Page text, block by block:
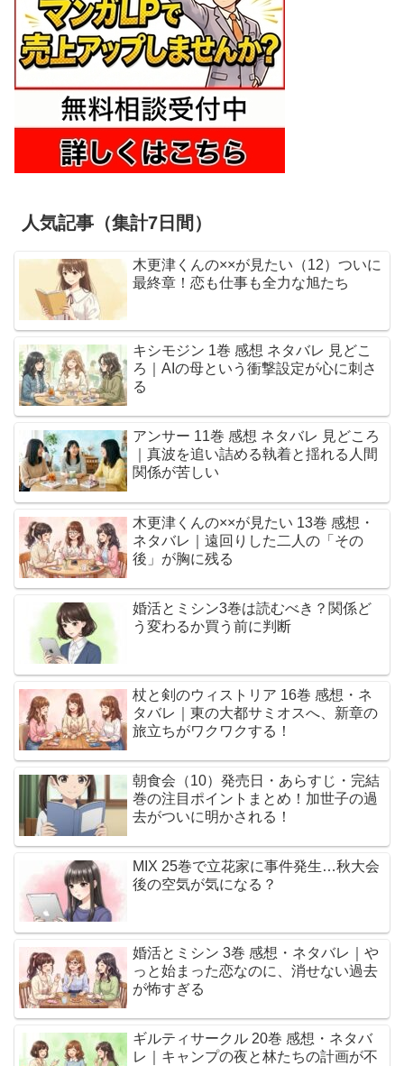
人気記事（集計7日間）
木更津くんの××が見たい（12）ついに
最終章！恋も仕事も全力な旭たち
キシモジン 1巻 感想 ネタバレ 見どこ
ろ｜AIの母という衝撃設定が心に刺さ
る
アンサー 11巻 感想 ネタバレ 見どころ
｜真波を追い詰める執着と揺れる人間
関係が苦しい
木更津くんの××が見たい 13巻 感想・
ネタバレ｜遠回りした二人の「その
後」が胸に残る
婚活とミシン3巻は読むべき？関係ど
う変わるか買う前に判断
杖と剣のウィストリア 16巻 感想・ネ
タバレ｜東の大都サミオスへ、新章の
旅立ちがワクワクする！
朝食会（10）発売日・あらすじ・完結
巻の注目ポイントまとめ！加世子の過
去がついに明かされる！
MIX 25巻で立花家に事件発生…秋大会
後の空気が気になる？
婚活とミシン 3巻 感想・ネタバレ｜や
っと始まった恋なのに、消せない過去
が怖すぎる
ギルティサークル 20巻 感想・ネタバ
レ｜キャンプの夜と林たちの計画が不